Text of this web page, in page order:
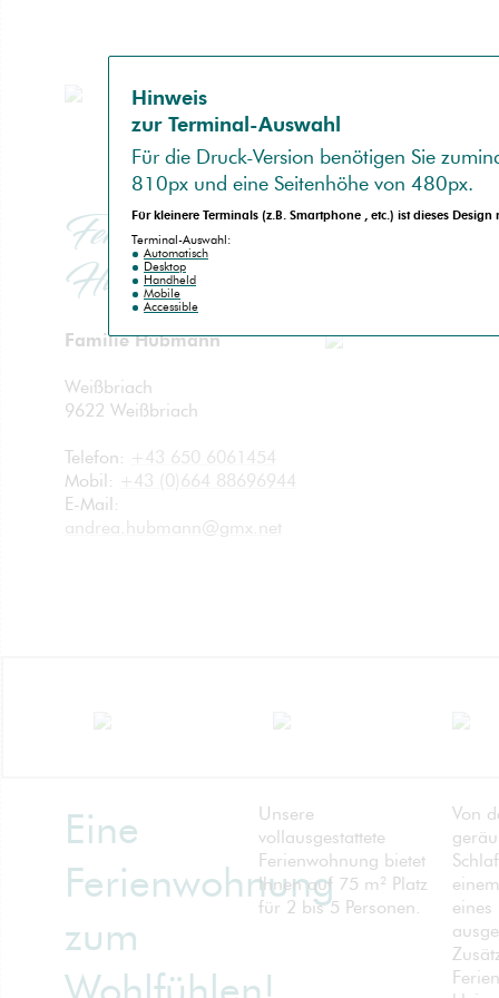
Ferienwohnung
Hubmann
Familie Hubmann
Weißbriach
9622 Weißbriach
Telefon: +43 650 6061454
Mobil: +43 (0)664 88696944
E-Mail:
andrea.hubmann@gmx.net
Eine
Ferienwohnung
zum
Unsere
vollausgestattete
Ferienwohnung bietet
Ihnen auf 75 m² Platz
für 2 bis 5 Personen.
Von
Hinweis
zur Terminal-Auswahl
Für die Druck-Version benötigen Sie
810px und eine Seitenhöhe von 480px.
Für kleinere Terminals (z.B. Smartphone , etc.) ist dieses
Terminal-Auswahl:
Automatisch
Desktop
Handheld
Mobile
Accessible